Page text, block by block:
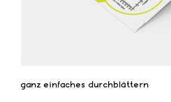
ganz einfaches durchblättern